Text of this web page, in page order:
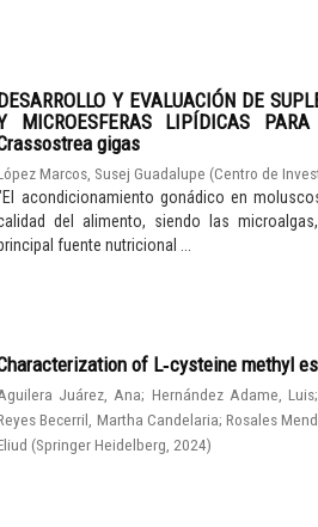
Y EVALUACIÓN DE
MICROESFERAS LIPÍDICAS
gigas
Marcos, Susej Guadalupe (Centro de
acondicionamiento gonádico en
del alimento, siendo las
fuente nutricional ...
of L‑cysteine methyl
Juárez, Ana; Hernández Adame, Luis;
Becerril, Martha Candelaria; Rosales
(Springer Heidelberg, 2024)